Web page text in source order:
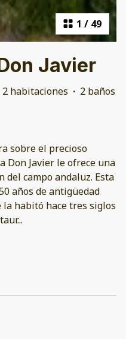
1 / 49
Javier
2 habitaciones · 2 baños
sobre el precioso
Don Javier le ofrece una
del campo andaluz. Esta
años de antigüedad
habitó hace tres siglos
...